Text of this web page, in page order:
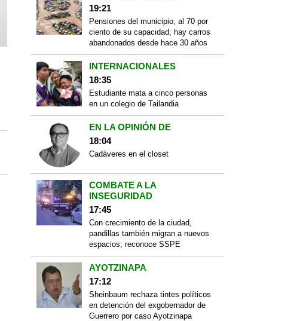
19:21
Pensiones del municipio, al 70 por
ciento de su capacidad; hay carros
abandonados desde hace 30 años
INTERNACIONALES
18:35
Estudiante mata a cinco personas
en un colegio de Tailandia
EN LA OPINIÓN DE
18:04
Cadáveres en el closet
COMBATE A LA
INSEGURIDAD
17:45
Con crecimiento de la ciudad,
pandillas también migran a nuevos
espacios; reconoce SSPE
AYOTZINAPA
17:12
Sheinbaum rechaza tintes políticos
en detención del exgobernador de
Guerrero por caso Ayotzinapa